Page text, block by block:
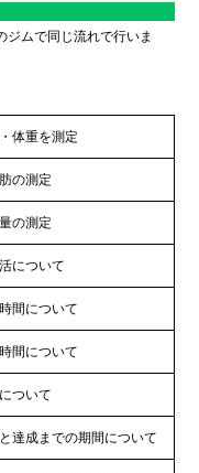
ジムで同じ流れで行いま
体重を測定
の測定
の測定
について
間について
間について
ついて
達成までの期間について